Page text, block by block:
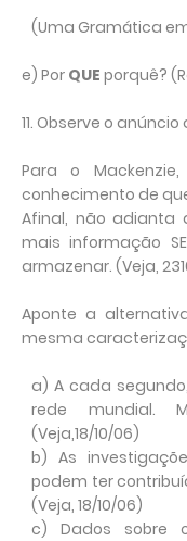
(Uma Gramática em
e) Por QUE porquê?
11. Observe o
Para o
conhecimento de
Afinal, não adianta
mais informação
armazenar. (Veja,
Aponte a
mesma
a) A cada
rede mundial.
(Veja,18/10/06)
b) As
podem ter
(Veja, 18/10/06)
c) Dados sobre